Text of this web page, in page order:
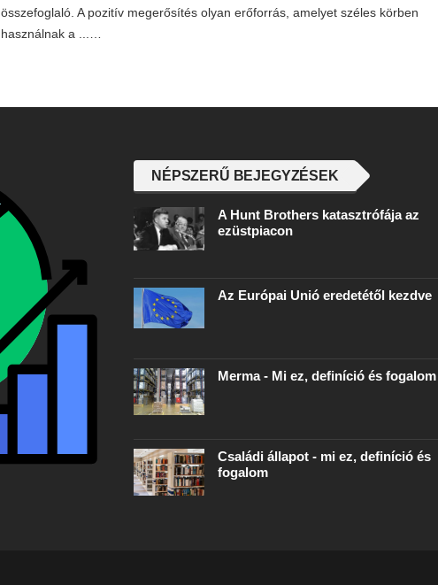
összefoglaló. A pozitív megerősítés olyan erőforrás, amelyet széles körben
használnak a ...…
NÉPSZERŰ BEJEGYZÉSEK
A Hunt Brothers katasztrófája az
ezüstpiacon
Az Európai Unió eredetétől kezdve
Merma - Mi ez, definíció és fogalom
Családi állapot - mi ez, definíció és
fogalom